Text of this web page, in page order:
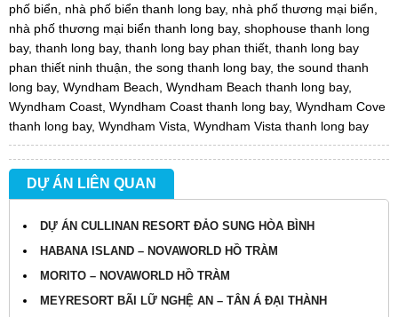
phố biển
nhà phố biển thanh long bay, nhà phố thương mại biển
nhà phố thương mại biển thanh long bay, shophouse thanh long
bay, thanh long bay, thanh long bay phan thiết thanh long bay
phan thiết ninh thuận the song thanh long bay, the sound thanh
long bay, Wyndham Beach Wyndham Beach thanh long bay,
Wyndham Coast Wyndham Coast thanh long bay, Wyndham Cove
thanh long bay, Wyndham Vista Wyndham Vista thanh long bay
DỰ ÁN LIÊN QUAN
DỰ ÁN CULLINAN RESORT ĐẢO SUNG HÒA BÌNH
HABANA ISLAND – NOVAWORLD HỒ TRÀM
MORITO – NOVAWORLD HỒ TRÀM
MEYRESORT BÃI LỮ NGHỆ AN – TÂN Á ĐẠI THÀNH